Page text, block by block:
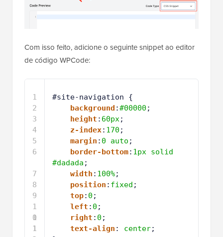
Com isso feito, adicione o seguinte snippet ao editor
de código WPCode:
1
2
3
4
5
6
7
8
9
1
0
1
1
1
#site-navigation {
background :#00000 ;
height : 60px;
z-index: 170 ;
margin : 0 auto ;
border-bottom: 1px solid
#dadada ;
width : 100%;
position : fixed ;
top: 0 ;
left : 0 ;
right : 0 ;
text-align : center;